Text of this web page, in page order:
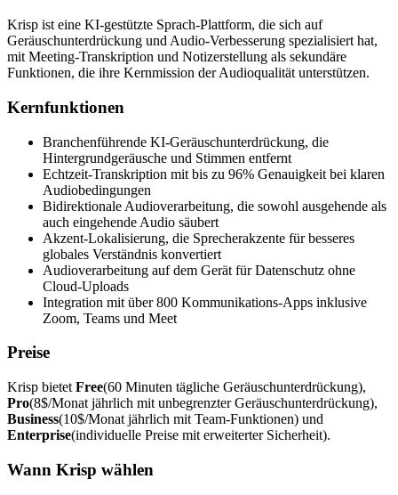
Krisp ist eine KI-gestützte Sprach-Plattform, die sich auf
Geräuschunterdrückung und Audio-Verbesserung spezialisiert hat,
mit Meeting-Transkription und Notizerstellung als sekundäre
Funktionen, die ihre Kernmission der Audioqualität unterstützen.
Kernfunktionen
Branchenführende KI-Geräuschunterdrückung, die
Hintergrundgeräusche und Stimmen entfernt
Echtzeit-Transkription mit bis zu 96% Genauigkeit bei klaren
Audiobedingungen
Bidirektionale Audioverarbeitung, die sowohl ausgehende als
auch eingehende Audio säubert
Akzent-Lokalisierung, die Sprecherakzente für besseres
globales Verständnis konvertiert
Audioverarbeitung auf dem Gerät für Datenschutz ohne
Cloud-Uploads
Integration mit über 800 Kommunikations-Apps inklusive
Zoom, Teams und Meet
Preise
Krisp bietet Free(60 Minuten tägliche Geräuschunterdrückung),
Pro(8$/Monat jährlich mit unbegrenzter Geräuschunterdrückung),
Business(10$/Monat jährlich mit Team-Funktionen) und
Enterprise(individuelle Preise mit erweiterter Sicherheit).
Wann Krisp wählen